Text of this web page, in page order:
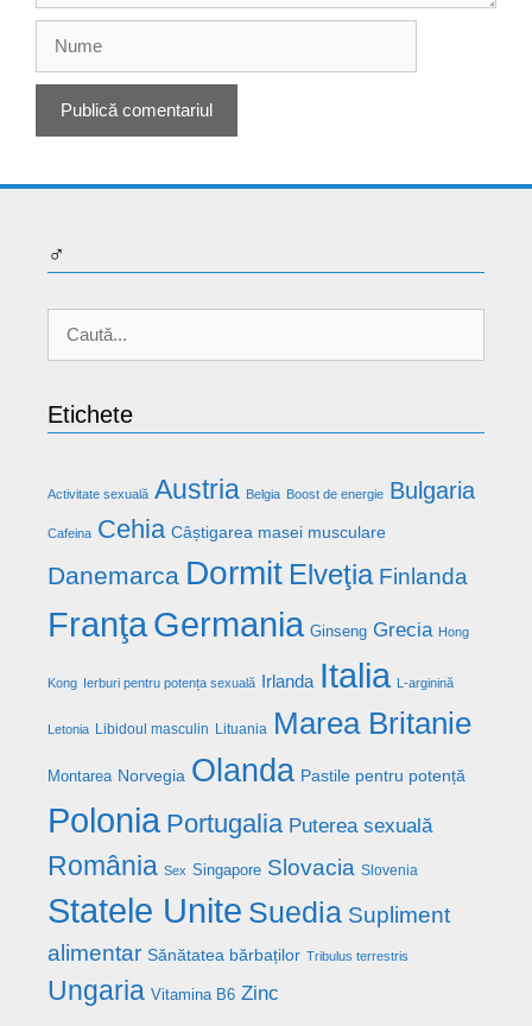
♂
Caută
Etichete
Activitate sexuală Austria Belgia Boost de energie Bulgaria
Cafeina Cehia Câștigarea masei musculare
Danemarca Dormit Elveţia Finlanda
FranţaGermania Ginseng Grecia Hong
Kong Ierburi pentru potența sexuală Irlanda Italia L-arginină
Letonia Libidoul masculin Lituania Marea Britanie
Montarea Norvegia Olanda Pastile pentru potență
Polonia Portugalia Puterea sexuală
România Sex Singapore Slovacia Slovenia
Statele Unite Suedia Supliment
alimentar Sănătatea bărbaților Tribulus terrestris
Ungaria Vitamina B6 Zinc